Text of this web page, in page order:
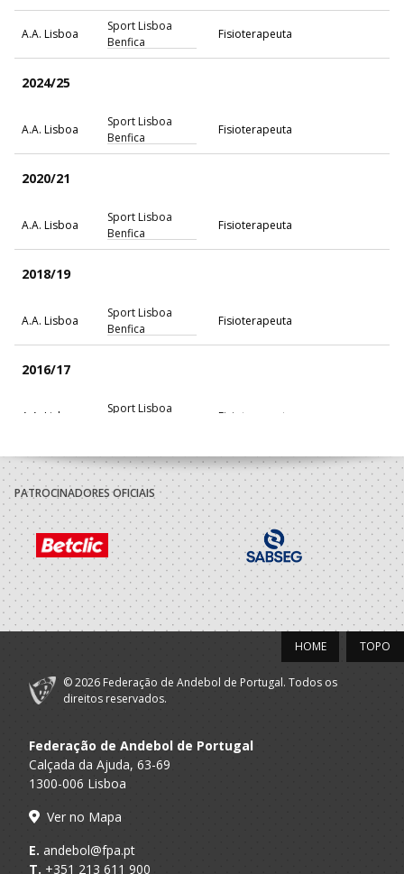
A.A. Lisboa
Sport Lisboa
Benfica
Fisioterapeuta
2024/25
A.A. Lisboa
Sport Lisboa
Benfica
Fisioterapeuta
2020/21
A.A. Lisboa
Sport Lisboa
Benfica
Fisioterapeuta
2018/19
A.A. Lisboa
Sport Lisboa
Benfica
Fisioterapeuta
2016/17
A.A. Lisboa
Sport Lisboa
Fisioterapeuta
2009/10
A.A. Lisboa
Sport Lisboa
Benfica
Fisioterapeuta
PATROCINADORES OFICIAIS
TOPO
HOME
© 2026 Federação de Andebol de Portugal. Todos os
direitos reservados.
Federação de Andebol de Portugal
Calçada da Ajuda, 63-69
1300-006 Lisboa
Ver no Mapa
E. andebol@fpa.pt
T. +351 213 611 900